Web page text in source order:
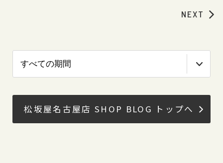
NEXT
松坂屋名古屋店 SHOP BLOG トップへ